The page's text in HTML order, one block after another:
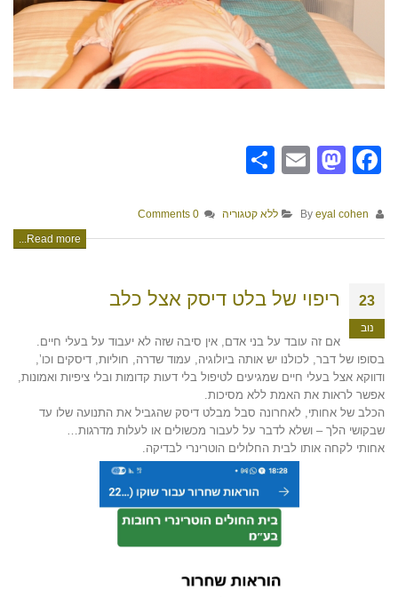
Facebook
Mastodon
Email
eyal cohen ללא קטגוריה 0 Comments
Read more...
23
נוב
ריפוי של בלט דיסק אצל כלב
אם זה עובד על בני אדם, אין סיבה שזה לא יעבוד על בעלי חיים.
בסופו של דבר, לכולנו יש אותה ביולוגיה, עמוד שדרה, חוליות, דיסקים וכו’,
ודווקא אצל בעלי חיים שמגיעים לטיפול בלי דעות קדומות ובלי ציפיות ואמונות,
אפשר לראות את האמת ללא מסיכות.
הכלב של אחותי, לאחרונה סבל מבלט דיסק שהגביל את התנועה שלו עד
שבקושי הלך – ושלא לדבר על לעבור מכשולים או לעלות מדרגות…
אחותי לקחה אותו לבית החלולים הוטרינרי לבדיקה.